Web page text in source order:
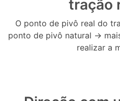
tração
O ponto de pivô real do
ponto de pivô natural ->
realizar a